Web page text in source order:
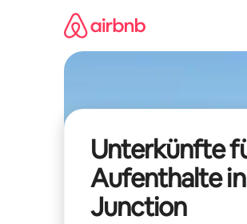
Unterkünfte
Aufenthalte
Junction